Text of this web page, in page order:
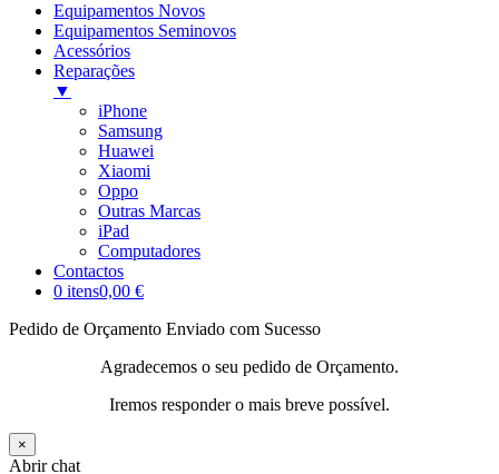
Equipamentos Novos
Equipamentos Seminovos
Acessórios
Reparações
▼
iPhone
Samsung
Huawei
Xiaomi
Oppo
Outras Marcas
iPad
Computadores
Contactos
0 itens0,00 €
Pedido de Orçamento Enviado com Sucesso
Agradecemos o seu pedido de Orçamento.
Iremos responder o mais breve possível.
×
Abrir chat